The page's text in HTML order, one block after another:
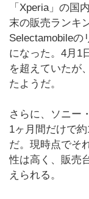
「Xperia」の国
末の販売ランキ
Selectamobileの
になった。4月1
を超えていたが
たようだ。
さらに、ソニー
1ヶ月間だけで
だ。現時点でそ
性は高く、販売
えられる。